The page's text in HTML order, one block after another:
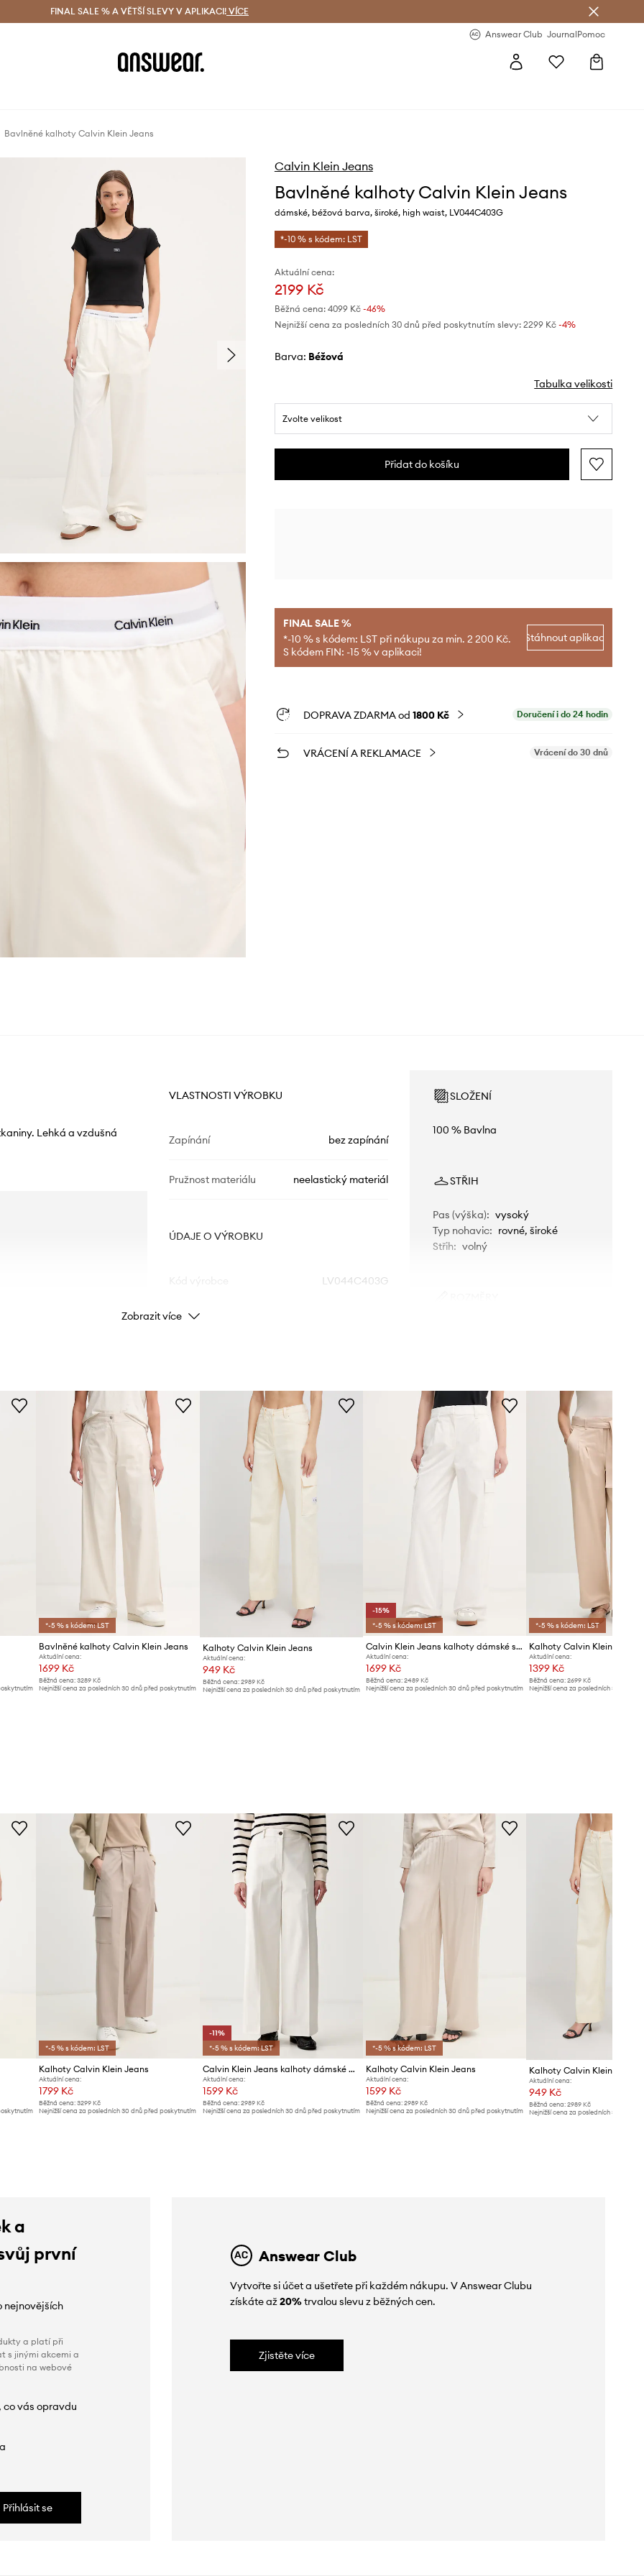
zdarma (od 1800 Kč) Doručení i do 24 h
FINAL SALE % A VĚTŠÍ SLEVY V APLIKACI! VÍCE
Answear Club JournalPomoc
Bavlněné kalhoty Calvin Klein Jeans
Calvin Klein Jeans
Bavlněné kalhoty Calvin Klein Jeans
dámské, béžová barva, široké, high waist, LV044C403G
*-10 % s kódem: LST
Aktuální cena:
2199 Kč
Běžná cena: 4099 Kč-46%
Nejnižší cena za posledních 30 dnů před poskytnutím slevy: 2299 Kč -4%
Barva: béžová
Tabulka velikosti
Zvolte velikost
Přidat do košíku
FINAL SALE %
*-10 % s kódem: LST při nákupu za min. 2 200 Kč.
S kódem FIN: -15 % v aplikaci!
Stáhnout aplikaci
DOPRAVA ZDARMA od 1800 Kč Doručení i do 24 hodin
VRÁCENÍ A REKLAMACE Vrácení do 30 dnů
Lehká a vzdušná
VLASTNOSTI VÝROBKU
Zapínání bez zapínání
Pružnost materiálu neelastický materiál
ÚDAJE O VÝROBKU
LV044C403G
Barva
Výrobce
SLOŽENÍ
100 % Bavlna
STŘIH
Pas (výška): vysoký
Typ nohavic: rovné, široké
Střih: volný
Doporučujeme zvolit velikost, kterou
běžně nosíte.
Tabulka velikosti
Zobrazit více
*-5 % s kódem: LST
Bavlněné kalhoty Calvin Klein Jeans
Aktuální cena:
1699 Kč
Běžná cena: 3289 Kč
Nejnižší cena za posledních 30 dnů před poskytnutím
Kalhoty Calvin Klein Jeans
Aktuální cena:
949 Kč
Běžná cena: 2989 Kč
Nejnižší cena za posledních 30 dnů před poskytnutím
-15%
*-5 % s kódem: LST
Calvin Klein Jeans kalhoty dámské s bavlnou
Aktuální cena:
1699 Kč
Běžná cena:2489 Kč
Nejnižší cena za posledních 30 dnů před poskytnutím
*-5 % s kódem: LST
Kalhoty Calvin Klein Jeans
Aktuální cena:
1399 Kč
Běžná cena: 2699 Kč
Nejnižší cena za posledních 30 dnů
*-5 % s kódem: LST
Kalhoty Calvin Klein Jeans
Aktuální cena:
1799 Kč
Běžná cena: 3299 Kč
Nejnižší cena za posledních 30 dnů před poskytnutím
-11%
*-5 % s kódem: LST
Calvin Klein Jeans kalhoty dámské bavlněné s elastanem
Aktuální cena:
1599 Kč
Běžná cena: 2989 Kč
Nejnižší cena za posledních 30 dnů před poskytnutím
*-5 % s kódem: LST
Kalhoty Calvin Klein Jeans
Aktuální cena:
1599 Kč
Běžná cena:2989 Kč
Nejnižší cena za posledních 30 dnů před poskytnutím
Kalhoty Calvin Klein Jeans
Aktuální cena:
949 Kč
Běžná cena: 2989 Kč
Nejnižší cena za posledních 30 dnů
a
první
nejnovějších
a platí při
s jinými akcemi a
na webové
co vás opravdu
Přihlásit se
Answear Club
Vytvořte si účet a ušetřete při každém nákupu. V Answear Clubu
získáte až20%trvalou slevu z běžných cen.
Zjistěte více